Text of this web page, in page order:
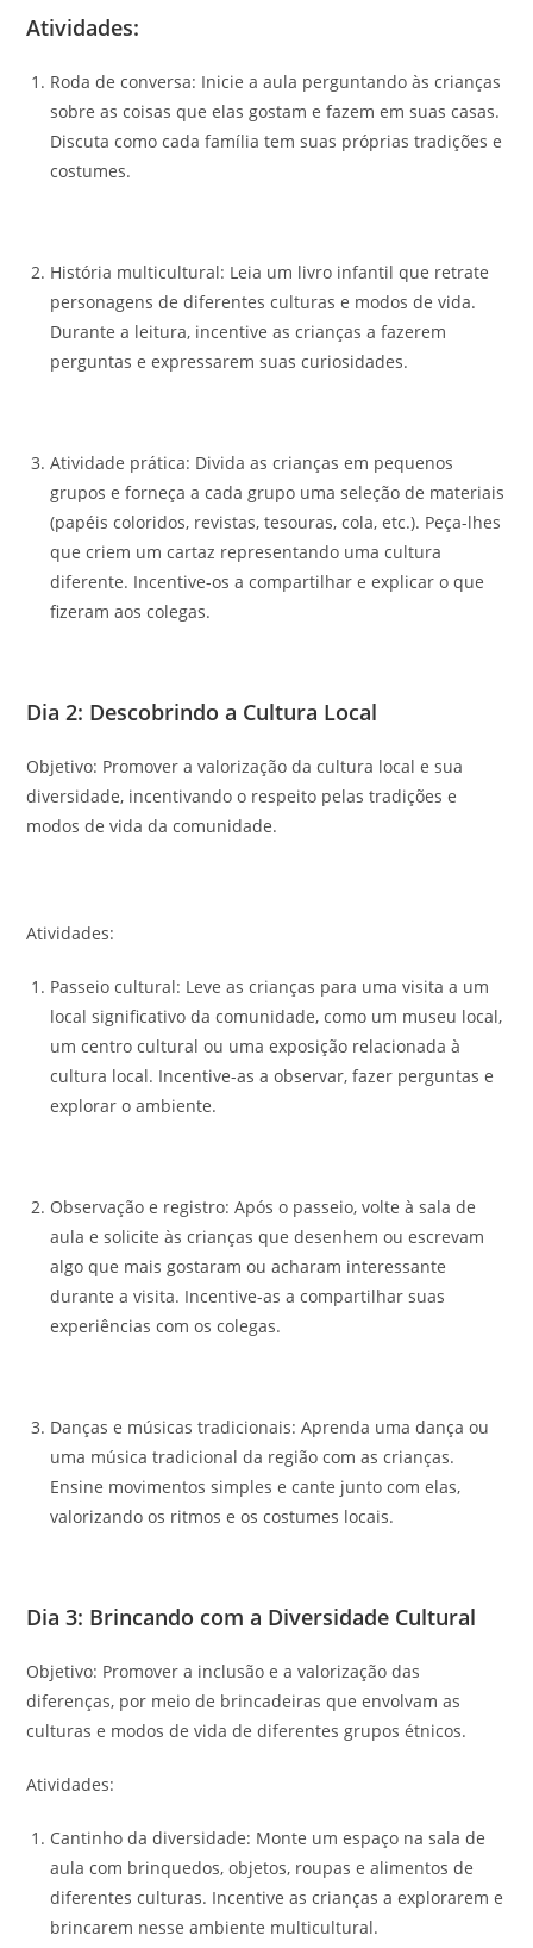
Atividades:
Roda de conversa: Inicie a aula perguntando às crianças
sobre as coisas que elas gostam e fazem em suas casas.
Discuta como cada família tem suas próprias tradições e
costumes.
História multicultural: Leia um livro infantil que retrate
personagens de diferentes culturas e modos de vida.
Durante a leitura, incentive as crianças a fazerem
perguntas e expressarem suas curiosidades.
Atividade prática: Divida as crianças em pequenos
grupos e forneça a cada grupo uma seleção de materiais
(papéis coloridos, revistas, tesouras, cola, etc.). Peça-lhes
que criem um cartaz representando uma cultura
diferente. Incentive-os a compartilhar e explicar o que
fizeram aos colegas.
Dia 2: Descobrindo a Cultura Local
Objetivo: Promover a valorização da cultura local e sua
diversidade, incentivando o respeito pelas tradições e
modos de vida da comunidade.
Atividades:
Passeio cultural: Leve as crianças para uma visita a um
local significativo da comunidade, como um museu local,
um centro cultural ou uma exposição relacionada à
cultura local. Incentive-as a observar, fazer perguntas e
explorar o ambiente.
Observação e registro: Após o passeio, volte à sala de
aula e solicite às crianças que desenhem ou escrevam
algo que mais gostaram ou acharam interessante
durante a visita. Incentive-as a compartilhar suas
experiências com os colegas.
Danças e músicas tradicionais: Aprenda uma dança ou
uma música tradicional da região com as crianças.
Ensine movimentos simples e cante junto com elas,
valorizando os ritmos e os costumes locais.
Dia 3: Brincando com a Diversidade Cultural
Objetivo: Promover a inclusão e a valorização das
diferenças, por meio de brincadeiras que envolvam as
culturas e modos de vida de diferentes grupos étnicos.
Atividades:
Cantinho da diversidade: Monte um espaço na sala de
aula com brinquedos, objetos, roupas e alimentos de
diferentes culturas. Incentive as crianças a explorarem e
brincarem nesse ambiente multicultural.